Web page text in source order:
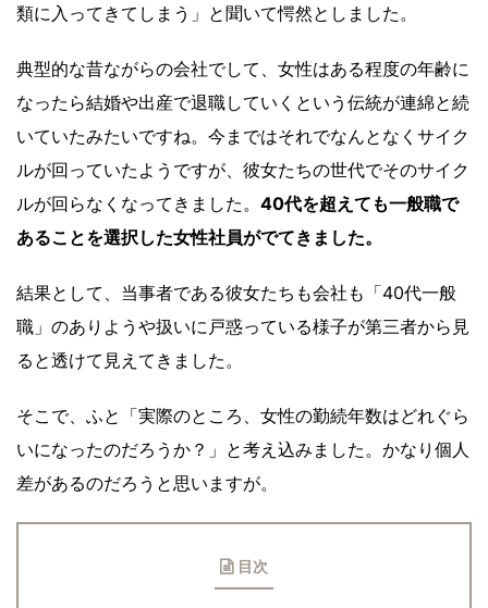
類に入ってきてしまう」と聞いて愕然としました。
典型的な昔ながらの会社でして、女性はある程度の年齢に
なったら結婚や出産で退職していくという伝統が連綿と続
いていたみたいですね。今まではそれでなんとなくサイク
ルが回っていたようですが、彼女たちの世代でそのサイク
ルが回らなくなってきました。 40代を超えても一般職で
あることを選択した女性社員がでてきました。
結果として、当事者である彼女たちも会社も「40代一般
職」のありようや扱いに戸惑っている様子が第三者から見
ると透けて見えてきました。
そこで、ふと「実際のところ、女性の勤続年数はどれぐら
いになったのだろうか？」と考え込みました。かなり個人
差があるのだろうと思いますが。
目次